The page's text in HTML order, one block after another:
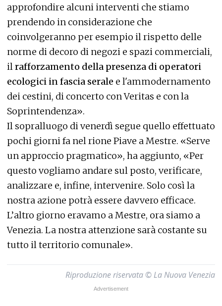
approfondire alcuni interventi che stiamo
prendendo in considerazione che
coinvolgeranno per esempio il rispetto delle
norme di decoro di negozi e spazi commerciali,
ilrafforzamento della presenza di operatori
ecologici in fascia serale e l'ammodernamento
dei cestini, di concerto con Veritas e con la
Soprintendenza».
Il sopralluogo di venerdì segue quello effettuato
pochi giorni fa nel rione Piave a Mestre. «Serve
un approccio pragmatico», ha aggiunto, «Per
questo vogliamo andare sul posto, verificare,
analizzare e, infine, intervenire. Solo così la
nostra azione potrà essere davvero efficace.
L’altro giorno eravamo a Mestre, ora siamo a
Venezia. La nostra attenzione sarà costante su
tutto il territorio comunale».
Riproduzione riservata © La Nuova Venezia